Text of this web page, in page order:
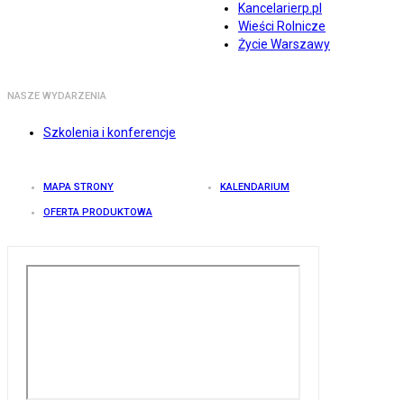
Kancelarierp.pl
Wieści Rolnicze
Życie Warszawy
NASZE WYDARZENIA
Szkolenia i konferencje
MAPA STRONY KALENDARIUM
OFERTA PRODUKTOWA